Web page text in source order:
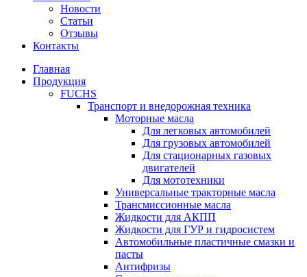
Новости
Статьи
Отзывы
Контакты
Главная
Продукция
FUCHS
Транспорт и внедорожная техника
Моторные масла
Для легковых автомобилей
Для грузовых автомобилей
Для стационарных газовых
двигателей
Для мототехники
Универсальные тракторные масла
Трансмиссионные масла
Жидкости для АКПП
Жидкости для ГУР и гидросистем
Автомобильные пластичные смазки и
пасты
Антифризы